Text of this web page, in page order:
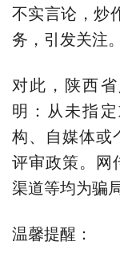
不实言论，炒
务，引发关注。
对此，陕西
明：从未指
构、自媒体或
评审政策。网
渠道等均为骗局
温馨提醒：